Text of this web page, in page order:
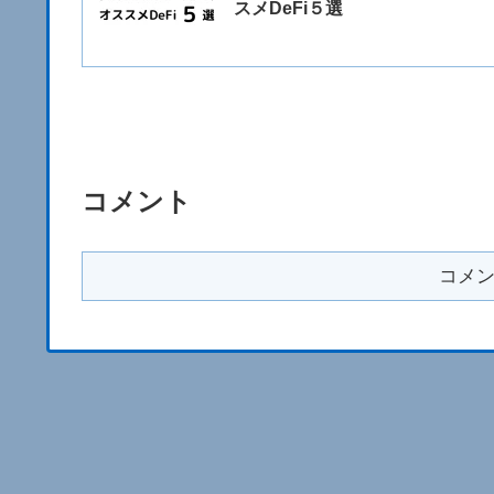
スメDeFi５選
コメント
コメ